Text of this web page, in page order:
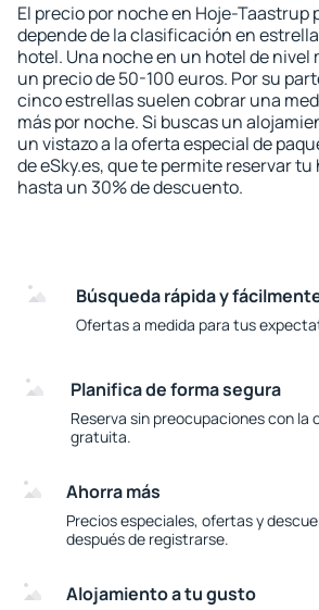
El precio por noche en Hoje-Taastrup
depende de la clasificación en
hotel. Una noche en un hotel de nivel
un precio de 50-100 euros. Por su
cinco estrellas suelen cobrar una
más por noche. Si buscas un
un vistazo a la oferta especial de
de eSky.es, que te permite reservar
hasta un 30% de descuento.
Búsqueda rápida y
Ofertas a medida para tus
Planifica de forma segura
Reserva sin preocupaciones con la
gratuita.
Ahorra más
Precios especiales, ofertas y
después de registrarse.
Alojamiento a tu gusto